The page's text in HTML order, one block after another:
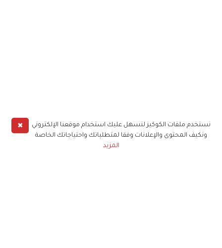
✖
نستخدم ملفات الكوكيز لنسهل عليك استخدام موقعنا الإلكتروني
ونكيف المحتوى والإعلانات وفقا لمتطلباتك واحتياجاتك الخاصة
المزيد